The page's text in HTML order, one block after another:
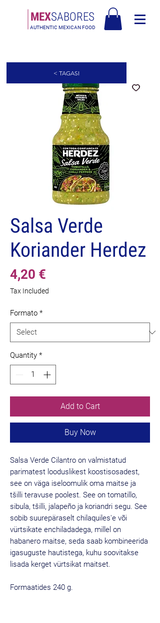
MEXSABORES
AUTHENTIC MEXICAN FOOD
Salsa Verde
Koriander Herdez
4,20 €
Tax Included
Formato *
Quantity *
Add to Cart
Buy Now
Salsa Verde Cilantro on valmistatud
parimatest looduslikest koostisosadest,
see on väga iseloomulik oma maitse ja
tšilli teravuse poolest. See on tomatillo,
sibula, tšilli, jalapeño ja koriandri segu. See
sobib suurepäraselt chilaquiles'e või
vürtsikate enchiladadega, millel on
habanero maitse, seda saab kombineerida
igasuguste hautistega, kuhu soovitakse
lisada kerget vürtsikat maitset.
Formaatides 240 g.
< TAGASI